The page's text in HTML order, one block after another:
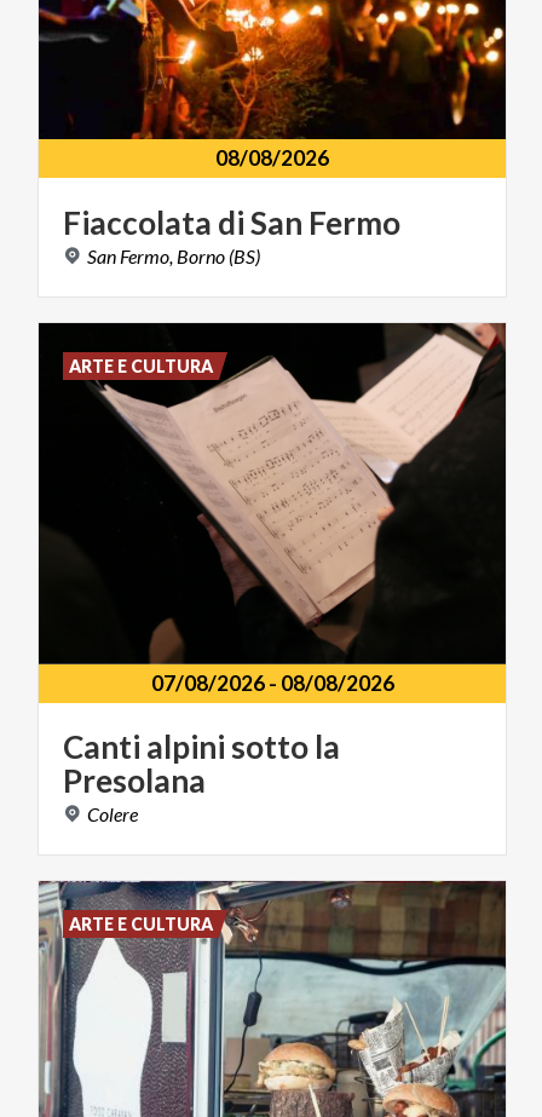
08/08/2026
Fiaccolata diSan Fermo
San Fermo, Borno (BS)
07/08/2026- 08/08/2026
Canti alpini sotto la
Presolana
Colere
ARTE E CULTURA
ARTE E CULTURA